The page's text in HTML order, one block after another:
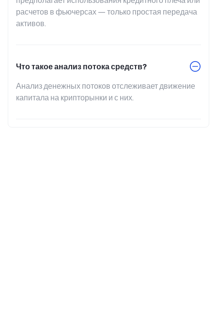
расчетов в фьючерсах — только простая передача
активов.
Что такое анализ потока средств?
Анализ денежных потоков отслеживает движение
капитала на крипторынки и с них.